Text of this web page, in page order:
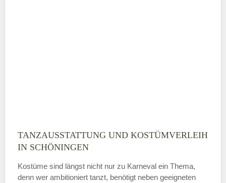
TANZAUSSTATTUNG UND KOSTÜMVERLEIH
IN SCHÖNINGEN
Kostüme sind längst nicht nur zu Karneval ein Thema,
denn wer ambitioniert tanzt, benötigt neben geeigneten